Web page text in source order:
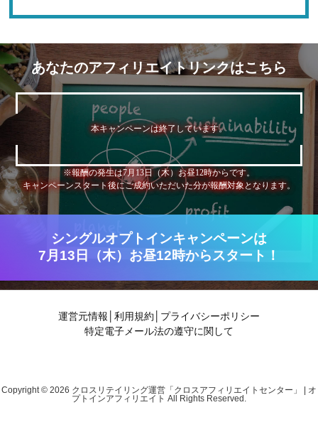
あなたのアフィリエイトリンクはこちら
本キャンペーンは終了しています。
※報酬の発生は7月13日（木）お昼12時からです。
キャンペーンスタート後にご成約いただいた分が報酬対象となります。
シングルオプトインキャンペーンは
7月13日（木）お昼12時からスタート！
運営元情報 利用規約
プライバシーポリシー
特定電子メール法の遵守に関して
Copyright © 2026 クロスリテイリング運営「クロスアフィリエイトセンター」 | オ
プトインアフィリエイト All Rights Reserved.